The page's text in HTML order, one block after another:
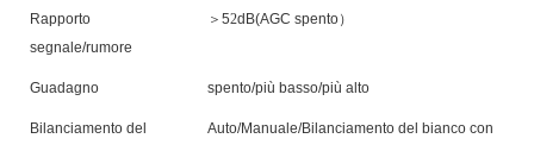
Rapporto
segnale/rumore
＞ 52dB(AGC spento）
Guadagno spento/più basso/più alto
Bilanciamento del
Auto/Manuale/Bilanciamento del bianco con